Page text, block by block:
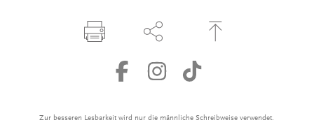
Zur besseren Lesbarkeit wird nur die männliche Schreibweise verwendet.